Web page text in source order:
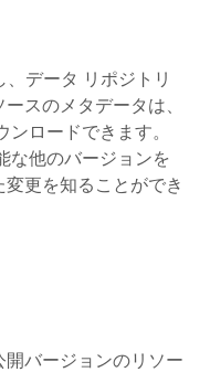
データ リポジトリ
スのメタデータは、
ロードできます。
な他のバージョンを
更を知ることができ
バージョンのリソー